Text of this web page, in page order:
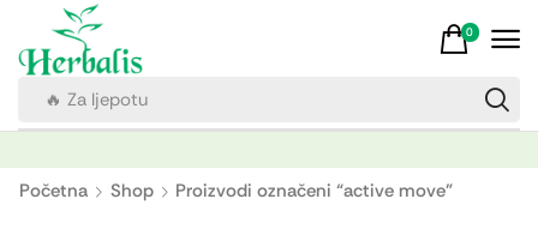
🔥 Za ljepotu
0
Početna Shop Proizvodi označeni “active move”